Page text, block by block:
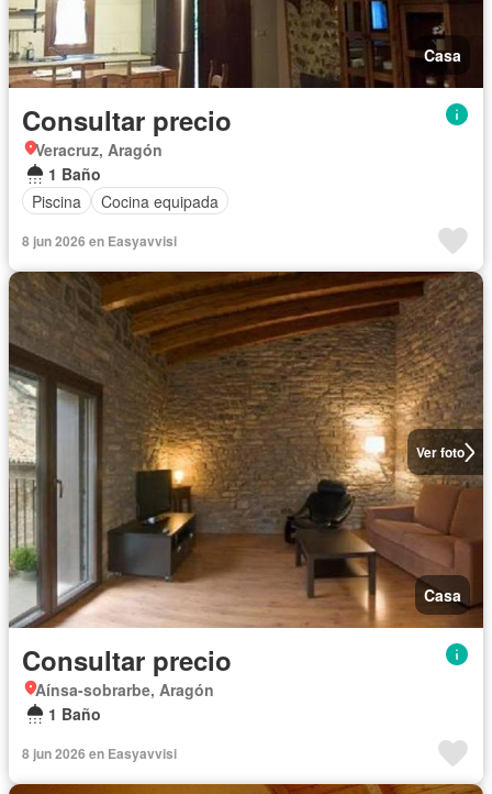
Casa
Consultar precio
Veracruz, Aragón
1 Baño
Piscina
Cocina equipada
8 jun 2026 en Easyavvisi
Ver foto
Casa
Consultar precio
Aínsa-sobrarbe, Aragón
1 Baño
8 jun 2026 en Easyavvisi